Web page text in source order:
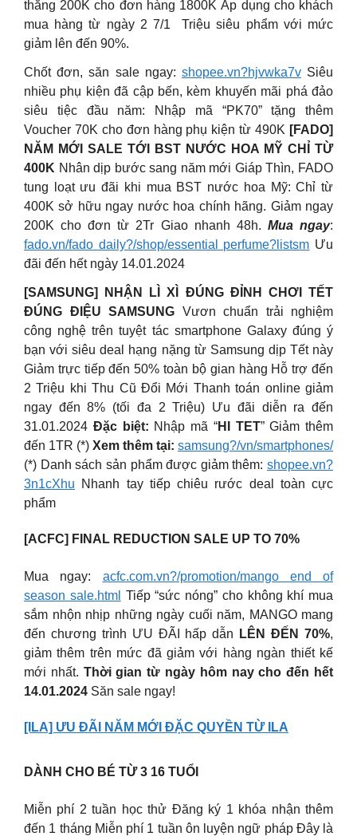
thẳng 200K cho đơn hàng 1800K Áp dụng cho khách
mua hàng từ ngày 2 7/1 ️ Triệu siêu phẩm với mức
giảm lên đến 90%.
Chốt đơn, săn sale ngay: shopee.vn?hjvwka7vSiêu
nhiều phụ kiện đã cập bến, kèm khuyến mãi phá đảo
siêu tiệc đầu năm: Nhập mã “PK70” tặng thêm
Voucher 70K cho đơn hàng phụ kiện từ 490K [FADO]
NĂM MỚI SALE TỚI BST NƯỚC HOA MỸ CHỈ TỪ
400K Nhân dịp bước sang năm mới Giáp Thìn, FADO
tung loạt ưu đãi khi mua BST nước hoa Mỹ: Chỉ từ
400K sở hữu ngay nước hoa chính hãng. Giảm ngay
200K cho đơn từ 2Tr Giao nhanh 48h. Mua ngay:
fado.vn/fado daily?/shop/essential perfume?listsm Ưu
đãi đến hết ngày 14.01.2024
[SAMSUNG] NHẬN LÌ XÌ ĐÚNG ĐỈNH CHƠI TẾT
ĐÚNG ĐIỆU SAMSUNG Vươn chuẩn trải nghiệm
công nghệ trên tuyệt tác smartphone Galaxy đúng ý
bạn với siêu deal hạng nặng từ Samsung dịp Tết này
Giảm trực tiếp đến 50% toàn bộ gian hàng Hỗ trợ đến
2 Triệu khi Thu Cũ Đổi Mới Thanh toán online giảm
ngay đến 8% (tối đa 2 Triệu) Ưu đãi diễn ra đến
31.01.2024 Đặc biệt: Nhập mã “HI TET” Giảm thêm
đến 1TR (*) Xem thêm tại: samsung?/vn/smartphones/
(*) Danh sách sản phẩm được giảm thêm: shopee.vn?
3n1cXhu Nhanh tay tiếp chiêu rước deal toàn cực
phẩm
[ACFC] FINAL REDUCTION SALE UP TO 70%
Mua ngay: acfc.com.vn?/promotion/mango end of
season sale.html Tiếp “sức nóng” cho không khí mua
sắm nhộn nhịp những ngày cuối năm, MANGO mang
đến chương trình ƯU ĐÃI hấp dẫn
LÊN ĐẾN 70%,
giảm thêm trên mức đã giảm với hàng ngàn thiết kế
mới nhất. Thời gian từ ngày hôm nay cho đến hết
14.01.2024 Săn sale ngay!
[ILA] ƯU ĐÃI NĂM MỚI ĐẶC QUYỀN TỪ ILA
DÀNH CHO BÉ TỪ 3 16 TUỔI
Miễn phí 2 tuần học thử Đăng ký 1 khóa nhận thêm
đến 1 tháng Miễn phí 1 tuần ôn luyện ngữ pháp Đây là